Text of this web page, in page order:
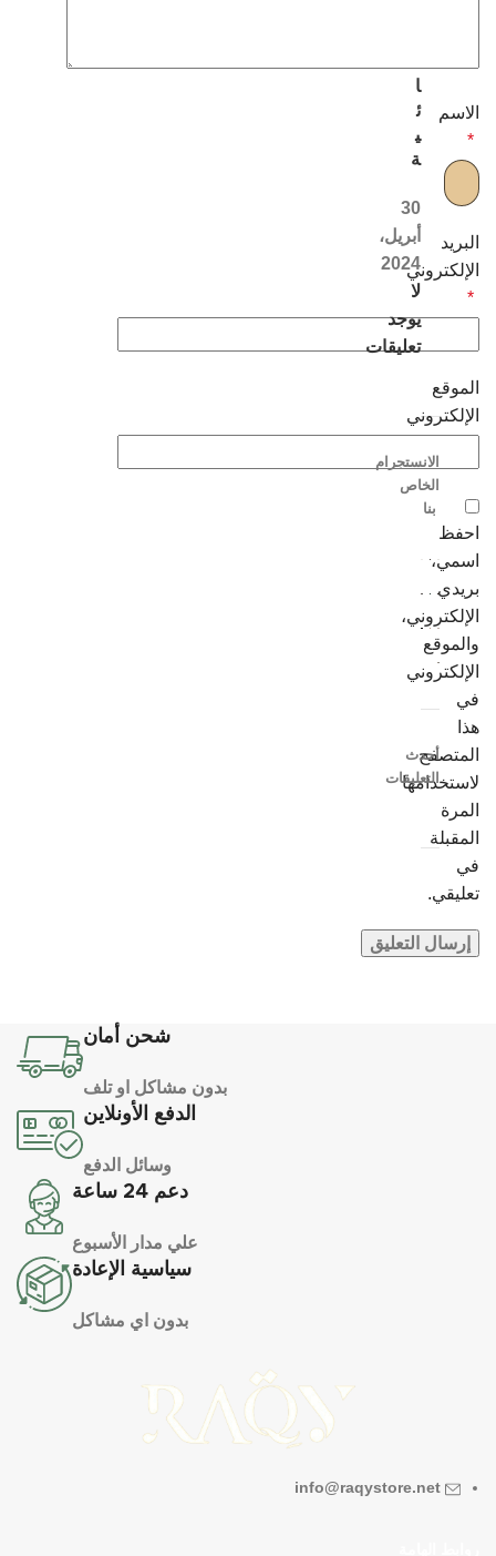
الاسم
*
البريد
الإلكتروني
*
الموقع
الإلكتروني
احفظ
اسمي،
بريدي
الإلكتروني،
والموقع
الإلكتروني
في
هذا
المتصفح
لاستخدامها
المرة
المقبلة
في
تعليقي.
ا
ئ
ي
ة
30
أبريل،
2024
لا
يوجد
تعليقات
الانستجرام
الخاص
بنا
أحدث
التعليقات
شحن أمان
بدون مشاكل او تلف
الدفع الأونلاين
وسائل الدفع
دعم 24 ساعة
علي مدار الأسبوع
سياسية الإعادة
بدون اي مشاكل
info@raqystore.net